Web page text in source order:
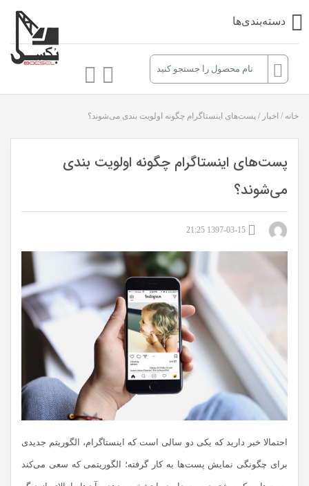
دسته‌بندی‌ها
خانه / اخبار / پست‌های اینستاگرام چگونه اولویت بندی می‌شوند؟
پست‌های اینستاگرام چگونه اولویت بندی
می‌شوند؟
1397-03-15 21:25
احتمالا خبر دارید که یکی دو سالی است که اینستاگرام، الگوریتم جدیدی
برای چگونگی نمایش پست‌ها به کار گرفته؛ الگوریتمی که سعی می‌کند